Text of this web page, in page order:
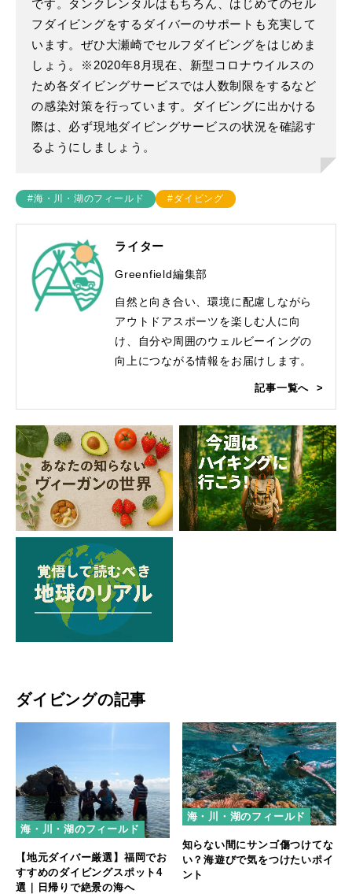
です。タンクレンタルはもちろん、はじめてのセル
フダイビングをするダイバーのサポートも充実して
います。ぜひ大瀬崎でセルフダイビングをはじめま
しょう。※2020年8月現在、新型コロナウイルスの
ため各ダイビングサービスでは人数制限をするなど
の感染対策を行っています。ダイビングに出かける
際は、必ず現地ダイビングサービスの状況を確認す
るようにしましょう。
#海・川・湖のフィールド #ダイビング
ライター
Greenfield編集部
自然と向き合い、環境に配慮しながら
アウトドアスポーツを楽しむ人に向
け、自分や周囲のウェルビーイングの
向上につながる情報をお届けします。
記事一覧へ
ダイビングの記事
海・川・湖のフィールド
【地元ダイバー厳選】福岡でお
すすめのダイビングスポット4
選｜日帰りで絶景の海へ
海・川・湖のフィールド
知らない間にサンゴ傷つけてな
い？海遊びで気をつけたいポイ
ント